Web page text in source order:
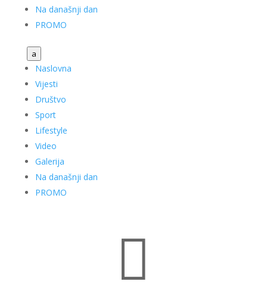
Na današnji dan
PROMO
a
Naslovna
Vijesti
Društvo
Sport
Lifestyle
Video
Galerija
Na današnji dan
PROMO
